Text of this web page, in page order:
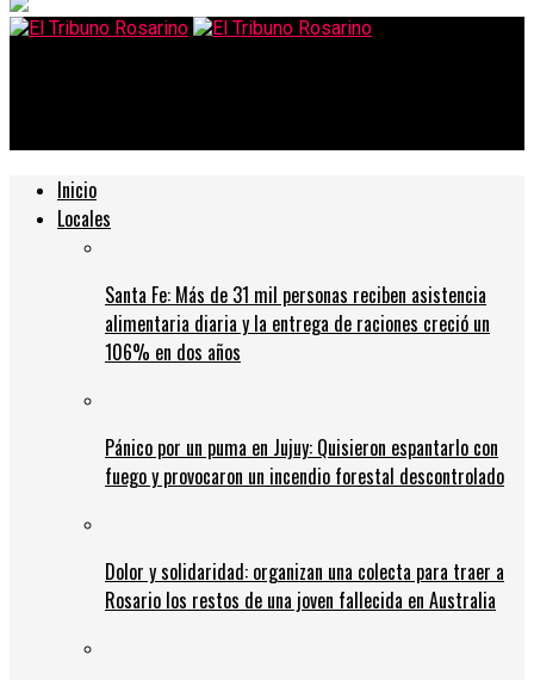
Inicio
Locales
Santa Fe: Más de 31 mil personas reciben asistencia
alimentaria diaria y la entrega de raciones creció un
106% en dos años
Pánico por un puma en Jujuy: Quisieron espantarlo con
fuego y provocaron un incendio forestal descontrolado
Dolor y solidaridad: organizan una colecta para traer a
Rosario los restos de una joven fallecida en Australia